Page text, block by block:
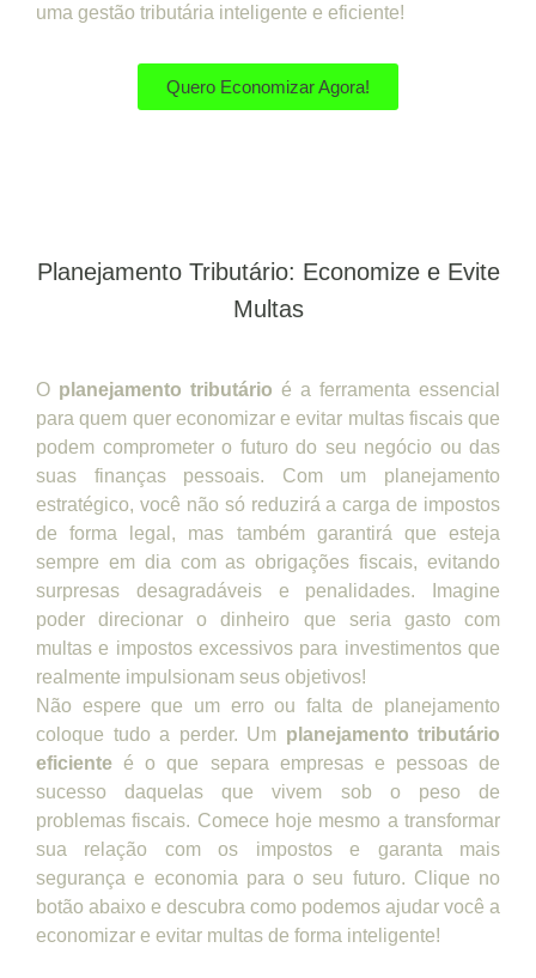
uma gestão tributária inteligente e eficiente!
Quero Economizar Agora!
Planejamento Tributário: Economize e Evite
Multas
O planejamento tributário é a ferramenta essencial
para quem quer economizar e evitar multas fiscais que
podem comprometer o futuro do seu negócio ou das
suas finanças pessoais. Com um planejamento
estratégico, você não só reduzirá a carga de impostos
de forma legal, mas também garantirá que esteja
sempre em dia com as obrigações fiscais, evitando
surpresas desagradáveis e penalidades. Imagine
poder direcionar o dinheiro que seria gasto com
multas e impostos excessivos para investimentos que
realmente impulsionam seus objetivos!
Não espere que um erro ou falta de planejamento
coloque tudo a perder. Um planejamento tributário
eficiente é o que separa empresas e pessoas de
sucesso daquelas que vivem sob o peso de
problemas fiscais. Comece hoje mesmo a transformar
sua relação com os impostos e garanta mais
segurança e economia para o seu futuro. Clique no
botão abaixo e descubra como podemos ajudar você a
economizar e evitar multas de forma inteligente!